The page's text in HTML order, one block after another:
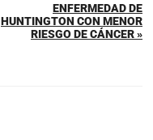
ENFERMEDAD DE
HUNTINGTON CON MENOR
RIESGO DE CÁNCER »